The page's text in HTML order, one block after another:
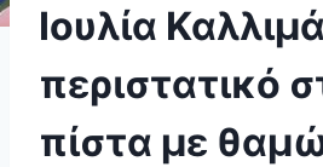
Ιουλία
περιστατικό
πίστα με